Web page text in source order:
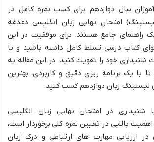
سال دوازدهم برای کسب نمره کامل در
امتحان نهایی زبان انگلیسی دغدغه
راهنمای جامع هستند. برای موفقیت در این
کتاب درسی تسلط کامل داشته باشید و با
شنیداری خود را تقویت کنید. در این مقاله به
با یک برنامه ریزی دقیق و کاربردی، بهترین
لیسنینگ زبان دوازدهم کسب کنید.
در امتحان نهایی زبان انگلیسی
اهمیت بالایی در تعیین نمره کلی برخوردار است،
ارزیابی مهارت های ارتباطی و درک زبان